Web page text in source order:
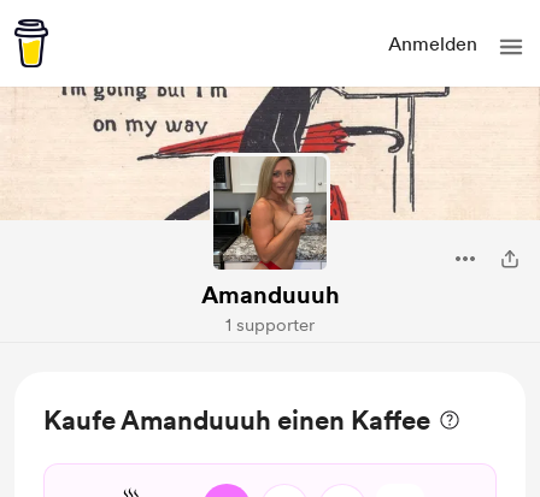
Anmelden
Amanduuuh
1 supporter
Kaufe Amanduuuh einen Kaffee